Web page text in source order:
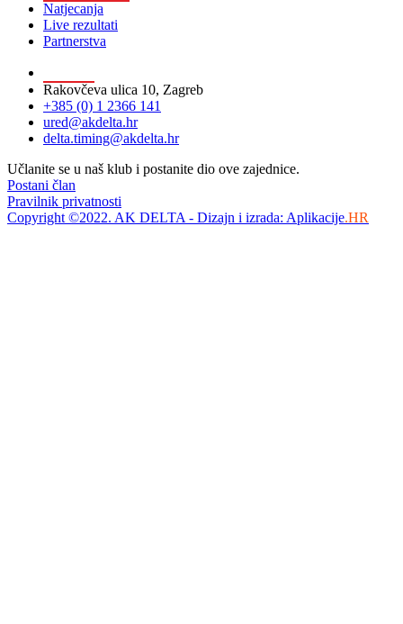
Natjecanja
Live rezultati
Partnerstva
Rakovčeva ulica 10, Zagreb
+385 (0) 1 2366 141
ured@akdelta.hr
delta.timing@akdelta.hr
Učlanite se u naš klub i postanite dio ove zajednice.
Postani član
Pravilnik privatnosti
Copyright ©2022. AK DELTA - Dizajn i izrada: Aplikacije.HR